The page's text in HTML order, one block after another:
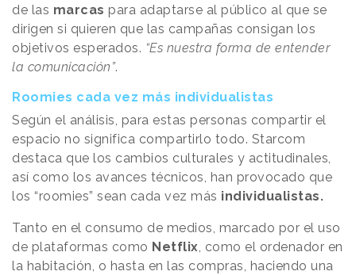
de las marcas para adaptarse al público al que se
dirigen si quieren que las campañas consigan los
objetivos esperados. “Es nuestra forma de entender
la comunicación”.
Roomies cada vez más individualistas
Según el análisis, para estas personas compartir el
espacio no significa compartirlo todo. Starcom
destaca que los cambios culturales y actitudinales,
así como los avances técnicos, han provocado que
los “roomies” sean cada vez más individualistas.
Tanto en el consumo de medios, marcado por el uso
de plataformas como Netflix, como el ordenador en
la habitación, o hasta en las compras, haciendo una